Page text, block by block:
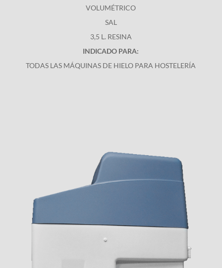
VOLUMÉTRICO
SAL
3,5 L. RESINA
INDICADO PARA:
TODAS LAS MÁQUINAS DE HIELO PARA HOSTELERÍA